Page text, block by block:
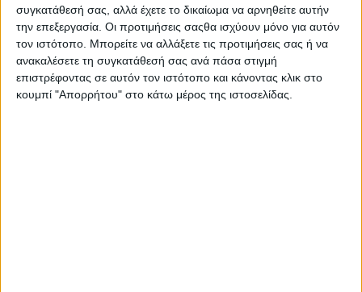
συγκατάθεσή σας, αλλά έχετε το δικαίωμα να αρνηθείτε αυτήν
την επεξεργασία. Οι προτιμήσεις σαςθα ισχύουν μόνο για αυτόν
τον ιστότοπο. Μπορείτε να αλλάξετε τις προτιμήσεις σας ή να
ανακαλέσετε τη συγκατάθεσή σας ανά πάσα στιγμή
επιστρέφοντας σε αυτόν τον ιστότοπο και κάνοντας κλικ στο
κουμπί "Απορρήτου" στο κάτω μέρος της ιστοσελίδας.
Η δεύτερη σεζόν θα αποτελείται από 8 επεισόδια,
όπου διάσημα πρόσωπα του TT θα εκφράσουν τις
απόψεις τους για τις πιο σημαντικές επιστροφές στο
TT. Ακόμα θα μας πουν για το αν το φυσικό ταλέντο
είναι το μόνο που χρειάζεται για να φτάσει κανείς